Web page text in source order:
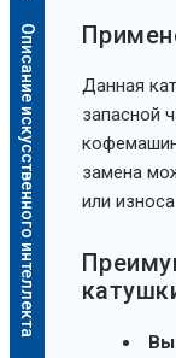
Описание искусственного интеллекта
Данная
запасной
замена
или